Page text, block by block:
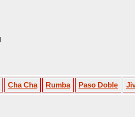
Cha Cha Rumba Paso Doble